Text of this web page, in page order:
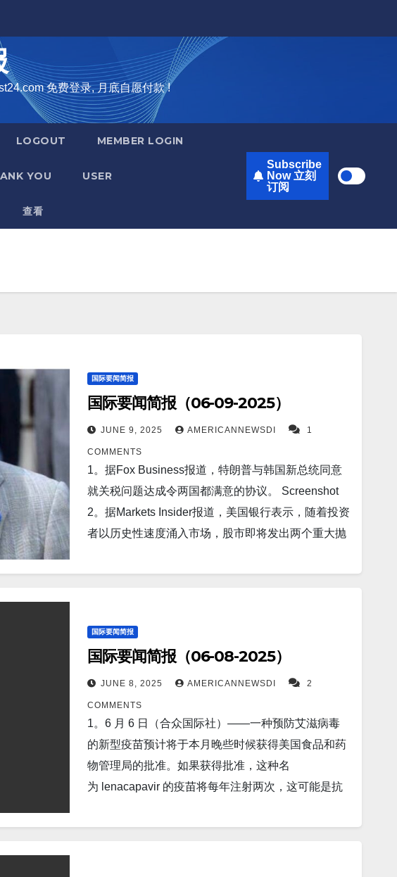
免费登录, 月底自愿付款 !
LOGOUT MEMBER LOGIN
YOU USER
查看
Subscribe
Now 立刻
订阅
国际要闻简报
国际要闻简报（06-09-2025）
JUNE 9, 2025 AMERICANNEWSDI 1
COMMENTS
1。据Fox Business报道，特朗普与韩国新总统同意
就关税问题达成令两国都满意的协议。 Screenshot
2。据Markets Insider报道，美国银行表示，随着投资
者以历史性速度涌入市场，股市即将发出两个重大抛
道，国会预算办公室估计，唐纳德·特朗普总统的关税
表示，中国国务院副总理何立峰将于6月8日至13日访
问英国。 Screenshot 5。华盛顿——特朗普总统周五
警告称，不允许伊朗进行铀浓缩活动——暗示在德黑
兰数月来一直在秘密建设接近武器级的核计划的消息
曝光后，可能对伊朗进行军事打击。 Screenshot 6。
据The Mirror US报道，俄罗斯在乌克兰战场上使用高
科技“寂静猎人”激光。 Screenshot 7。基辅（路透
社）——乌克兰军方称，乌克兰空军周六上午击落了
讯中表示：“今天早上，即2025年6月7日，由于空军
国际要闻简报
国际要闻简报（06-08-2025）
JUNE 8, 2025 AMERICANNEWSDI 2
COMMENTS
1。6 月 6 日（合众国际社）——一种预防艾滋病毒
的新型疫苗预计将于本月晚些时候获得美国食品和药
物管理局的批准。如果获得批准，这种名
为 lenacapavir 的疫苗将每年注射两次，这可能是抗
TheStreet报道，由于美国 5 月份就业数据相对平